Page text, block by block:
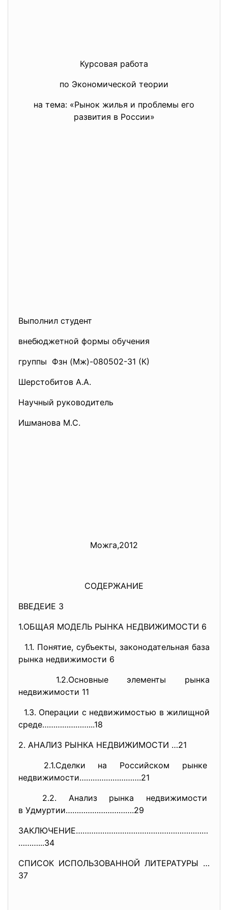
Курсовая работа
по Экономической теории
на тема: «Рынок жилья и проблемы его
развития в России»
Выполнил студент
внебюджетной формы обучения
группы Фзн (Мж)-080502-31 (К)
Шерстобитов А.А.
Научный руководитель
Ишманова М.С.
Можга,2012
СОДЕРЖАНИЕ
ВВЕДЕИЕ 3
1.ОБЩАЯ МОДЕЛЬ РЫНКА НЕДВИЖИМОСТИ 6
1.1. Понятие, субъекты, законодательная база
рынка недвижимости 6
1.2.Основные элементы рынка
недвижимости 11
1.3. Операции с недвижимостью в жилищной
среде…………………...18
2. АНАЛИЗ РЫНКА НЕДВИЖИМОСТИ …21
2.1.Сделки на Российском рынке
недвижимости……………………….21
2.2. Анализ рынка недвижимости
в Удмуртии………………………….29
ЗАКЛЮЧЕНИЕ……………………………………………………
………...34
СПИСОК ИСПОЛЬЗОВАННОЙ ЛИТЕРАТУРЫ …
37